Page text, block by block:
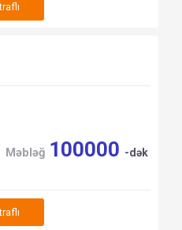
Məbləğ 100000 -dək